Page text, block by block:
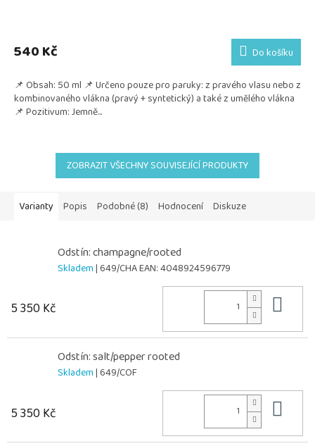
540 Kč Do košíku
📌 Obsah: 50 ml 📌 Určeno pouze pro paruky: z pravého vlasu nebo z
kombinovaného vlákna (pravý + syntetický) a také z umělého vlákna
📌 Pozitivum: Jemně...
ZOBRAZIT VŠECHNY SOUVISEJÍCÍ PRODUKTY
Varianty Popis Podobné (8) Hodnocení Diskuze
Odstín: champagne/rooted
Skladem| 649/CHAEAN:4048924596779
5 350 Kč
Odstín: salt/pepper rooted
Skladem| 649/COF
5 350 Kč